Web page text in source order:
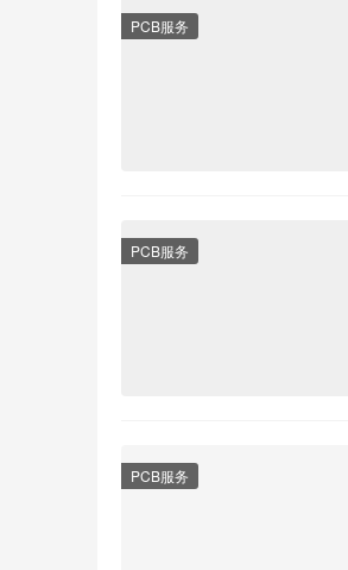
PCB服务
PCB服务
PCB服务